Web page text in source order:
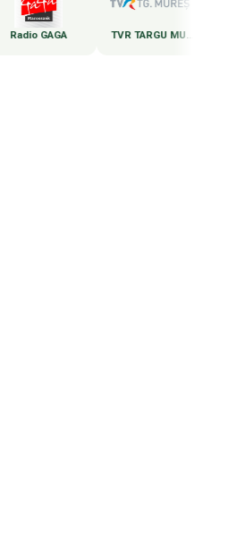
GAGA TVR TARGU MURES